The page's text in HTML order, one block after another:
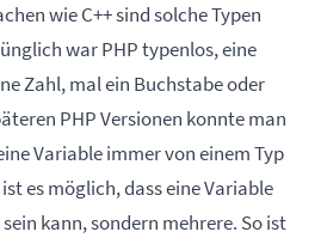
wie C++ sind solche Typen
war PHP typenlos, eine
Zahl, mal ein Buchstabe oder
PHP Versionen konnte man
Variable immer von einem Typ
es möglich, dass eine Variable
kann, sondern mehrere. So ist